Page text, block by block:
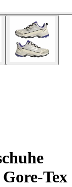
Tex